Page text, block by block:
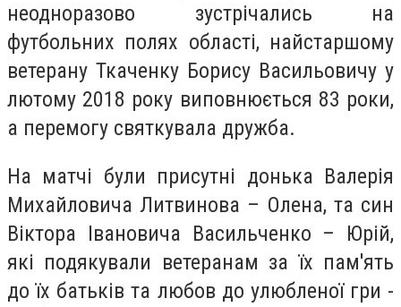
неодноразово зустрічались на
футбольних полях області, найстаршому
ветерану Ткаченку Борису Васильовичу у
лютому 2018 року виповнюється 83 роки,
а перемогу святкувала дружба.
На матчі були присутні донька Валерія
Михайловича Литвинова – Олена, та син
Віктора Івановича Васильченко – Юрій,
які подякували ветеранам за їх пам'ять
до їх батьків та любов до улюбленої гри -